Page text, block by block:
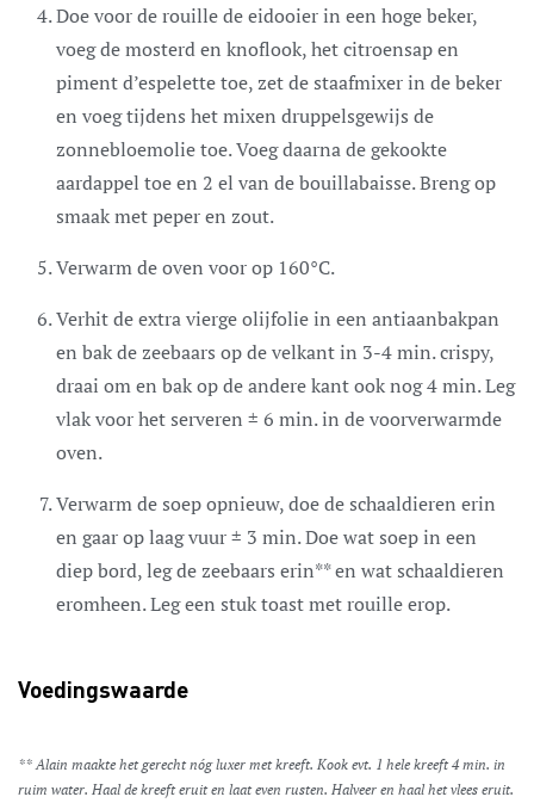
Doe voor de rouille de eidooier in een hoge beker,
voeg de mosterd en knoflook, het citroensap en
piment d’espelette toe, zet de staafmixer in de beker
en voeg tijdens het mixen druppelsgewijs de
zonnebloemolie toe. Voeg daarna de gekookte
aardappel toe en 2 el van de bouillabaisse. Breng op
smaak met peper en zout.
Verwarm de oven voor op 160°C.
Verhit de extra vierge olijfolie in een antiaanbakpan
en bak de zeebaars op de velkant in 3-4 min. crispy,
draai om en bak op de andere kant ook nog 4 min. Leg
vlak voor het serveren ± 6 min. in de voorverwarmde
oven.
Verwarm de soep opnieuw, doe de schaaldieren erin
en gaar op laag vuur ± 3 min. Doe wat soep in een
diep bord, leg de zeebaars erin** en wat schaaldieren
eromheen. Leg een stuk toast met rouille erop.
Voedingswaarde
** Alain maakte het gerecht nóg luxer met kreeft. Kook evt. 1 hele kreeft 4 min. in
ruim water. Haal de kreeft eruit en laat even rusten. Halveer en haal het vlees eruit.